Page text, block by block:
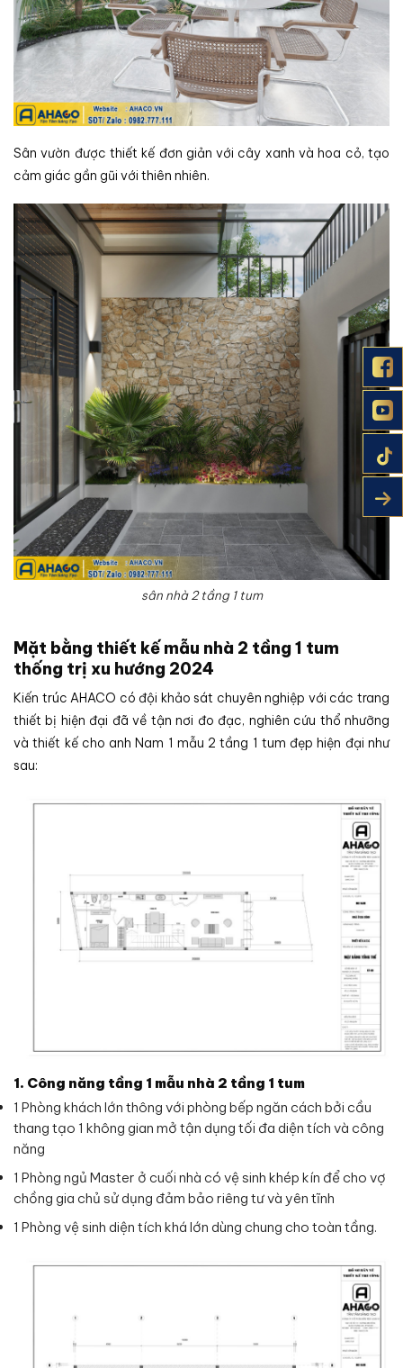
Sân vườn được thiết kế đơn giản với cây xanh và hoa cỏ, tạo
cảm giác gần gũi với thiên nhiên.
sân nhà 2 tầng 1 tum
Mặt bằng thiết kế mẫu nhà 2 tầng 1 tum
thống trị xu hướng 2024
Kiến trúc AHACO có đội khảo sát chuyên nghiệp với các trang
thiết bị hiện đại đã về tận nơi đo đạc, nghiên cứu thổ nhưỡng
và thiết kế cho anh Nam 1 mẫu 2 tầng 1 tum đẹp hiện đại như
sau:
1. Công năng tầng 1 mẫu nhà 2 tầng 1 tum
1 Phòng khách lớn thông với phòng bếp ngăn cách bởi cầu
thang tạo 1 không gian mở tận dụng tối đa diện tích và công
năng
1 Phòng ngủ Master ở cuối nhà có vệ sinh khép kín để cho vợ
chồng gia chủ sử dụng đảm bảo riêng tư và yên tĩnh
1 Phòng vệ sinh diện tích khá lớn dùng chung cho toàn tầng.